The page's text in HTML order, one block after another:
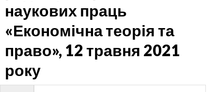
наукових праць
«Економічна теорія та
право», 12 травня 2021
року